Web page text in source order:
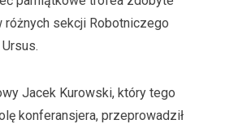
sekcji Robotniczego
Jacek Kurowski, który tego
konferansjera, przeprowadził